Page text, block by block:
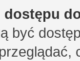
być